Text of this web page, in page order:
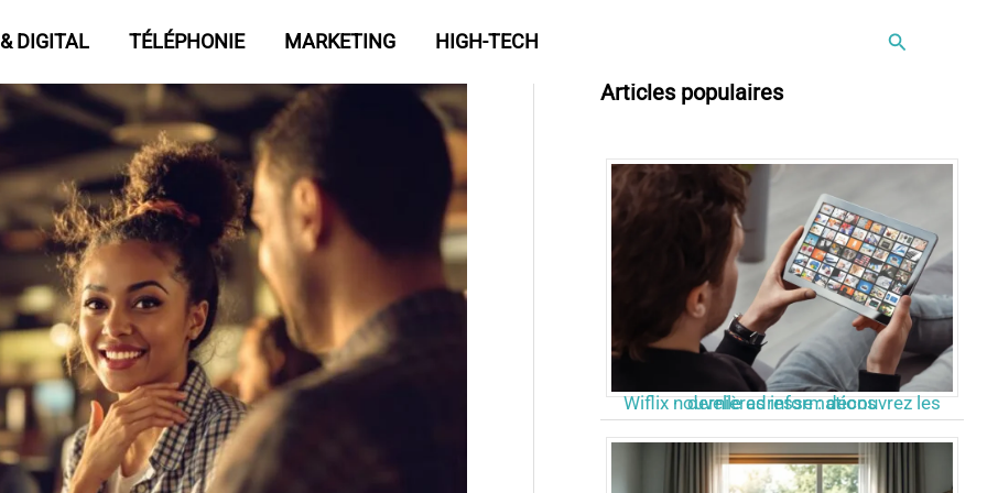
DIGITAL TÉLÉPHONIE MARKETING HIGH-TECH Rechercher
Articles populaires
Wiflix nouvelle adresse : découvrez les dernières informations